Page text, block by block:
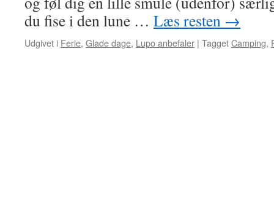
du fise i den lune … Læs resten →
Udgivet i Ferie, Glade dage, Lupo anbefaler | TaggetCamping,